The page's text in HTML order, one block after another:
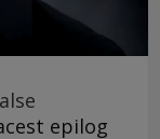
epilog